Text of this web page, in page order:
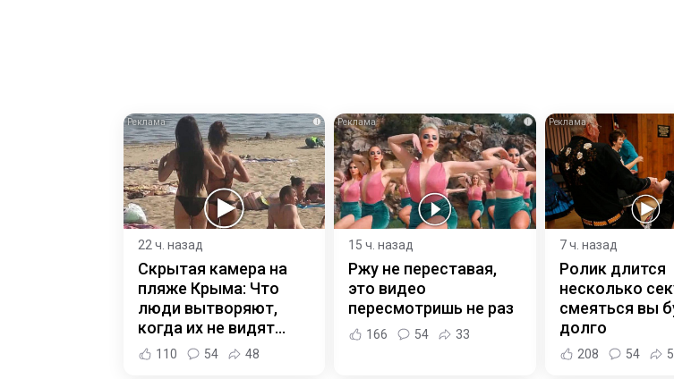
i
22 ч. назад
Скрытая камера на
пляже Крыма: Что
люди вытворяют,
когда их не видят...
110 54 48
i
15 ч. назад
Ржу не переставая,
это видео
пересмотришь не раз
166 54 33
7 ч. назад
Ролик длится
несколько
смеяться вы
долго
208 54